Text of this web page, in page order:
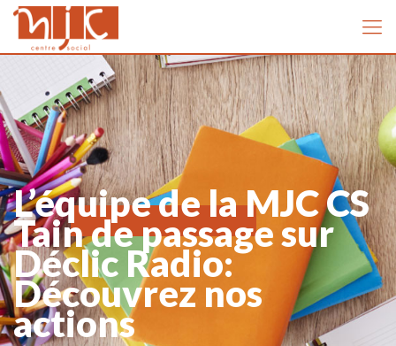
L’équipe de la MJC CS
Tain de passage sur
Déclic Radio:
Découvrez nos
actions